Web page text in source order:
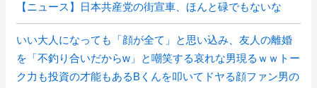
【ニュース】日本共産党の街宣車、ほんと碌でもないな
いい大人になっても「顔が全て」と思い込み、友人の離婚
を「不釣り合いだからw」と嘲笑する哀れな男現るｗｗトー
ク力も投資の才能もあるBくんを叩いてドヤる顔ファン男の